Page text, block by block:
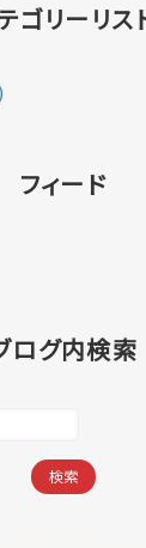
ゴリーリス
フィード
ログ内検索